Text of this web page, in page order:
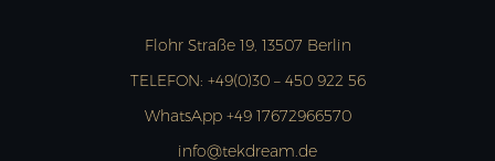
Flohr Straße 19, 13507 Berlin
TELEFON: +49(0)30 – 450 922 56
WhatsApp +49 17672966570
info@tekdream.de